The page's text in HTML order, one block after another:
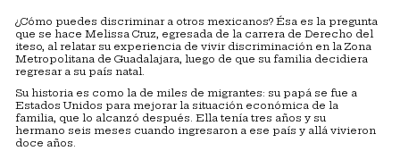
¿Cómo puedes discriminar a otros mexicanos? Ésa es la pregunta
que se hace Melissa Cruz, egresada de la carrera de Derecho del
iteso, al relatar su experiencia de vivir discriminación en la Zona
Metropolitana de Guadalajara, luego de que su familia decidiera
regresar a su país natal.
Su historia es como la de miles de migrantes: su papá se fue a
Estados Unidos para mejorar la situación económica de la
familia, que lo alcanzó después. Ella tenía tres años y su
hermano seis meses cuando ingresaron a ese país y allá vivieron
doce años.